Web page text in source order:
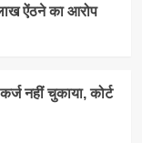
ऐंठने का आरोप
नहीं चुकाया, कोर्ट